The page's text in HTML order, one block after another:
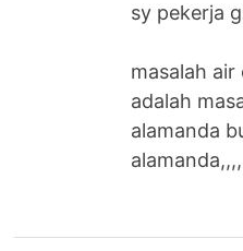
sy pekerja
masalah
adalah
alamanda
alamanda,,,,